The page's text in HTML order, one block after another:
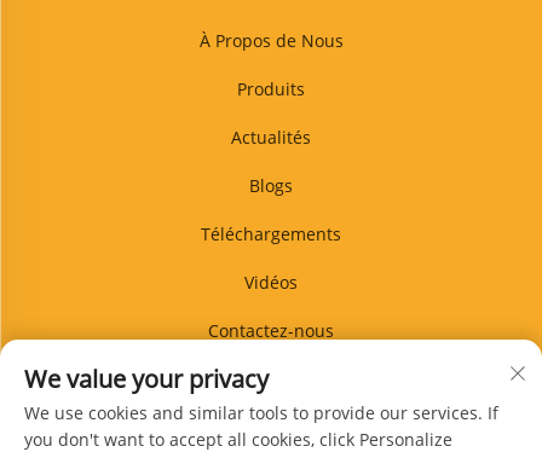
À Propos de Nous
Produits
Actualités
Blogs
Téléchargements
Vidéos
Contactez-nous
Blog
We value your privacy
We use cookies and similar tools to provide our services. If
you don't want to accept all cookies, click Personalize